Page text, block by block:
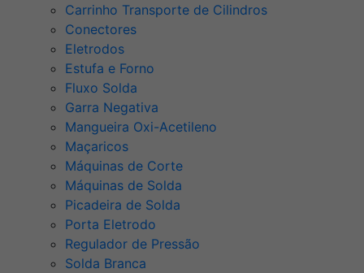
Carrinho Transporte de Cilindros
Conectores
Eletrodos
Estufa e Forno
Fluxo Solda
Garra Negativa
Mangueira Oxi-Acetileno
Maçaricos
Máquinas de Corte
Máquinas de Solda
Picadeira de Solda
Porta Eletrodo
Regulador de Pressão
Solda Branca